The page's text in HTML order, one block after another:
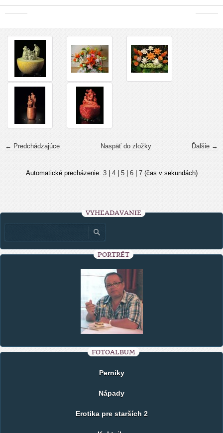
← Predchádzajúce Ďalšie →
Naspäť do zložky
Automatické precházenie: 3| 4| 5| 6| 7(čas v sekundách)
VYHĽADÁVANIE
PORTRÉT
FOTOALBUM
Perníky
Nápady
Erotika pre starších 2